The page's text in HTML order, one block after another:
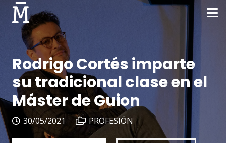
Rodrigo Cortés imparte
su tradicional clase en el
Máster de Guion
30/05/2021 PROFESIÓN